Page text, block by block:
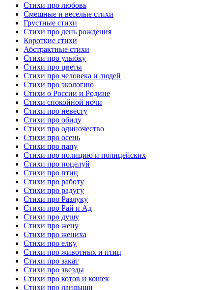
Стихи про любовь
Смешные и веселые стихи
Грустные стихи
Стихи про день рождения
Короткие стихи
Абстрактные стихи
Стихи про улыбку
Стихи про цветы
Стихи про человека и людей
Стихи про экологию
Стихи о России и Родине
Стихи спокойной ночи
Стихи про невесту
Стихи про обиду
Стихи про одиночество
Стихи про осень
Стихи про папу
Стихи про полицию и полицейских
Стихи про поцелуй
Стихи про птиц
Стихи про работу
Стихи про радугу
Стихи про Разлуку
Стихи про Рай и Ад
Стихи про душу
Стихи про жену
Стихи про жениха
Стихи про елку
Стихи про животных и птиц
Стихи про закат
Стихи про звезды
Стихи про котов и кошек
Стихи про ландыши